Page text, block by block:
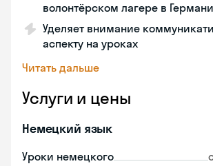
волонтёрском лагере в
Уделяет внимание
аспекту на уроках
Читать дальше
Услуги и цены
Немецкий язык
Уроки немецкого